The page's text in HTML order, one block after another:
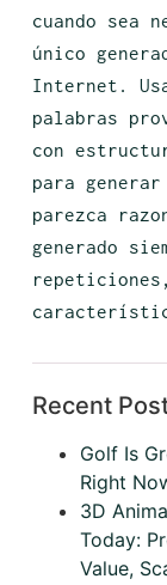
cuando sea
único
Internet.
palabras
con
para
parezca
generado
Recent
Golf Is
Right
3D
Today:
Value,